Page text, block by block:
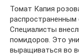
Томат Капия
Специалисты
помидоров. Это
выращиваться во